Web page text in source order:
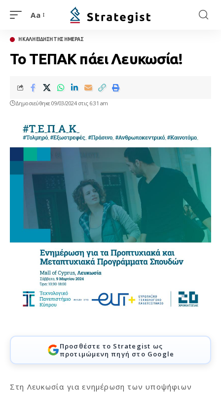
Aa
Η ΚΑΛΗ ΕΙΔΗΣΗ ΤΗΣ ΗΜΕΡΑΣ
Το ΤΕΠΑΚ πάει Λευκωσία!
Δημοσιεύθηκε 09/03/2024 στις 6:31 am
Προσθέστε το Strategist ως
προτιμώμενη πηγή στο Google
Στη Λευκωσία για ενημέρωση των υποψήφιων